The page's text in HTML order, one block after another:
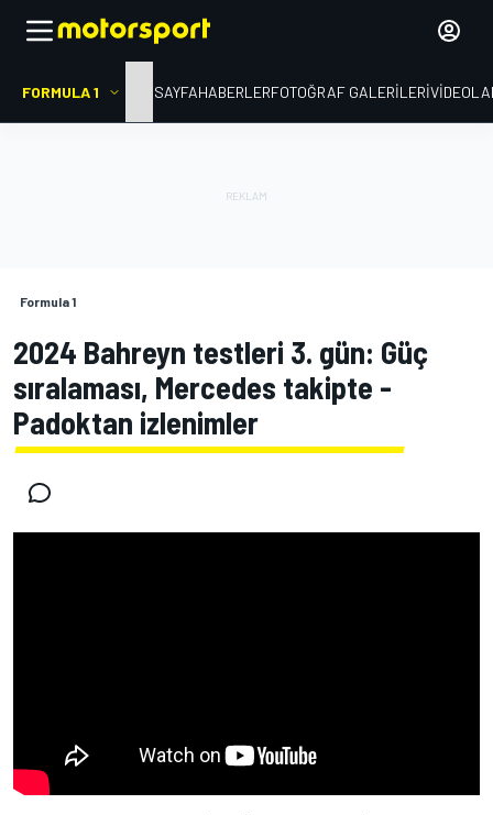
FORMULA 1 ANA SAYFAHABERLERFOTOĞRAF GALERILERI
Formula 1
2024 Bahreyn testleri 3. gün: Güç
sıralaması, Mercedes takipte -
Padoktan izlenimler